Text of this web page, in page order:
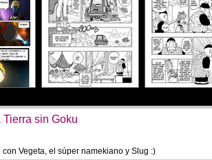
sin Goku
Vegeta, el súper namekiano y Slug :)